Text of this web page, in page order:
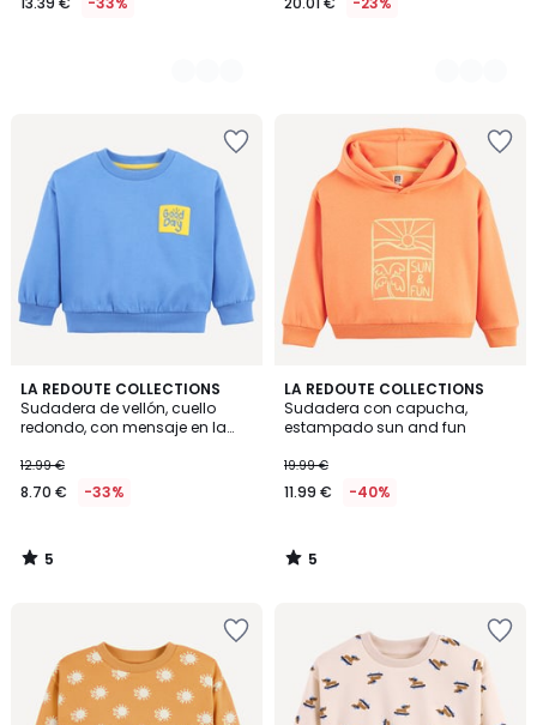
LA REDOUTE COLLECTIONS
Sudadera de vellón, cuello
redondo, con mensaje en la
12.99 €
8.70 € -33%
5
/
5
5
/
LA REDOUTE COLLECTIONS
Sudadera con capucha,
estampado sun and fun
19.99 €
11.99 € -40%
5
/
5
5
/